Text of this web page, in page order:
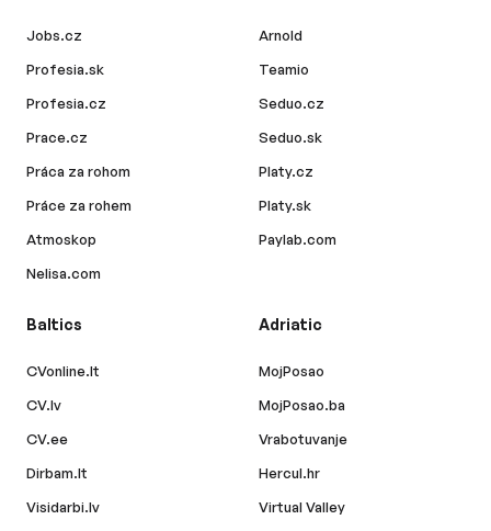
Jobs.cz
Profesia.sk
Profesia.cz
Prace.cz
Práca za rohom
Práce za rohem
Atmoskop
Nelisa.com
Arnold
Teamio
Seduo.cz
Seduo.sk
Platy.cz
Platy.sk
Paylab.com
Baltics
CVonline.lt
CV.lv
CV.ee
Dirbam.lt
Visidarbi.lv
Adriatic
MojPosao
MojPosao.ba
Vrabotuvanje
Hercul.hr
Virtual Valley